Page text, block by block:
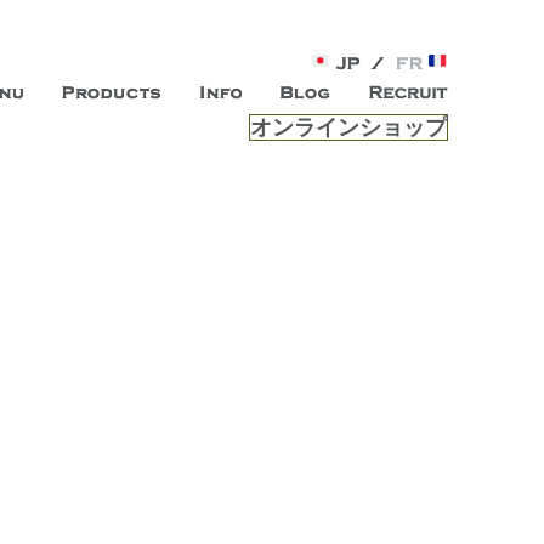
、 内面から輝く美をトー
ープン。お客様のもつ「自らしい美しさ」を追求し、未来の
を提供する総合エステサロンです。
オンラインショップ